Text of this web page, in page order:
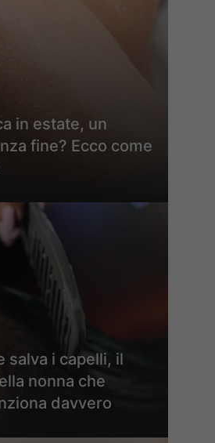
in estate, un
fine? Ecco come
salva i capelli, il
nonna che
davvero